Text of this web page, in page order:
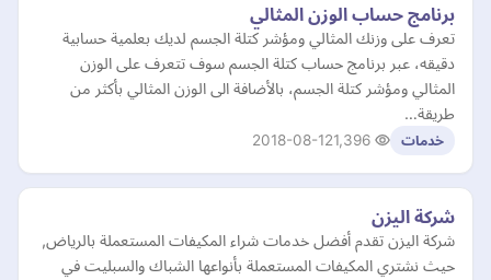
برنامج حساب الوزن المثالي
تعرف على وزنك المثالي ومؤشر كتلة الجسم لديك بعلمية حسابية
دقيقه، عبر برنامج حساب كتلة الجسم سوف تتعرف على الوزن
المثالي ومؤشر كتلة الجسم، بالأضافة الى الوزن المثالي بأكثر من
طريقة…
خدمات 2018-08-12
شركة اليزن
شركة اليزن تقدم أفضل خدمات شراء المكيفات المستعملة بالرياض,
حيث نشتري المكيفات المستعملة بأنواعها الشباك والسبليت في